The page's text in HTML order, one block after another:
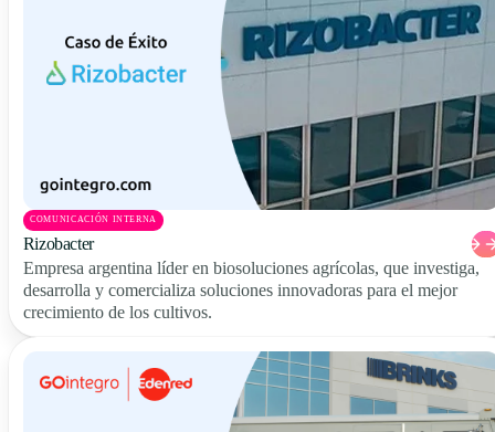
COMUNICACIÓN INTERNA
Rizobacter
Empresa argentina líder en biosoluciones agrícolas, que investiga,
desarrolla y comercializa soluciones innovadoras para el mejor
crecimiento de los cultivos.